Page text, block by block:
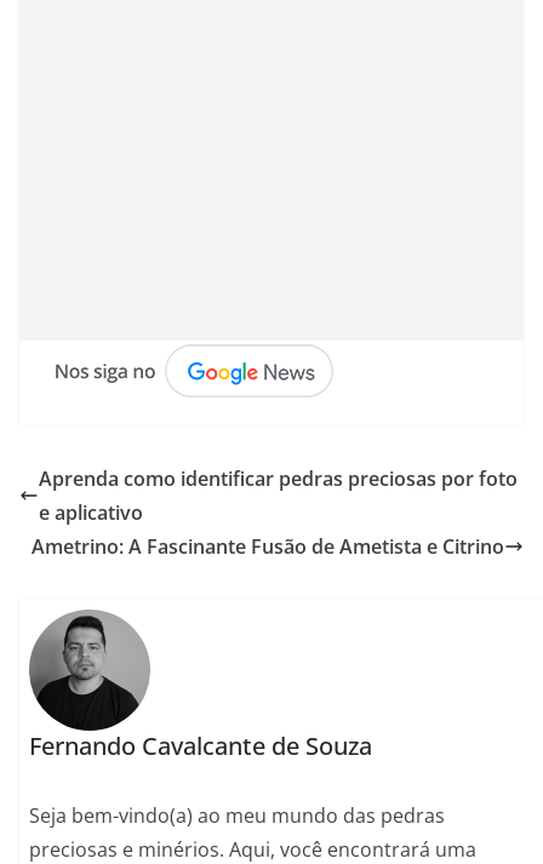
Aprenda como identificar pedras preciosas por foto
e aplicativo
Ametrino: A Fascinante Fusão de Ametista e Citrino
Fernando Cavalcante de Souza
Seja bem-vindo(a) ao meu mundo das pedras
preciosas e minérios. Aqui, você encontrará uma